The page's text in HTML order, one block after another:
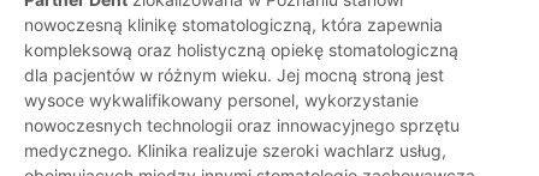
nowoczesną klinikę stomatologiczną, która zapewnia
kompleksową oraz holistyczną opiekę stomatologiczną
dla pacjentów w różnym wieku. Jej mocną stroną jest
wysoce wykwalifikowany personel, wykorzystanie
nowoczesnych technologii oraz innowacyjnego sprzętu
medycznego. Klinika realizuje szeroki wachlarz usług,